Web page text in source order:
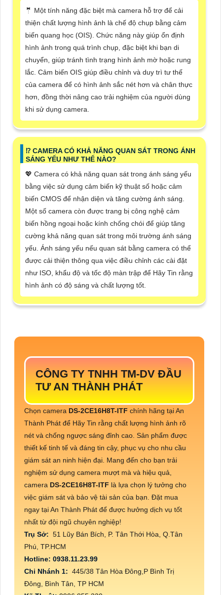
🤵 Một tính năng đặc biệt mà camera hỗ trợ để cải
thiện chất lượng hình ảnh là chế độ chụp bằng cảm
biến quang học (OIS). Chức năng này giúp ổn định
hình ảnh trong quá trình chụp, đặc biệt khi bạn di
chuyển, giúp tránh tình trạng hình ảnh mờ hoặc rung
lắc. Cảm biến OIS giúp điều chỉnh và duy trì tư thế
của camera để có hình ảnh sắc nét hơn và chân thực
hơn, đồng thời nâng cao trải nghiệm của người dùng
khi sử dụng camera.
⁉️ CAMERA CÓ KHẢ NĂNG QUAN SÁT TRONG ÁNH
SÁNG YẾU NHƯ THẾ NÀO?
💖 Camera có khả năng quan sát trong ánh sáng yếu
bằng việc sử dụng cảm biến kỹ thuật số hoặc cảm
biến CMOS để nhận diện và tăng cường ánh sáng.
Một số camera còn được trang bị công nghệ cảm
biến hồng ngoại hoặc kính chống chói để giúp tăng
cường khả năng quan sát trong môi trường ánh sáng
yếu. Ánh sáng yếu nếu quan sát bằng camera có thể
được cải thiện thông qua việc điều chỉnh các cài đặt
như ISO, khẩu độ và tốc độ màn trập để Hãy Tin rằng
hình ảnh có độ sáng và chất lượng tốt.
CÔNG TY TNHH TM-DV ĐẦU
TƯ AN THÀNH PHÁT
Chọn camera DS-2CE16H8T-ITF chính hãng tại An
Thành Phát để Hãy Tin rằng chất lượng hình ảnh rõ
nét và chống ngược sáng đỉnh cao. Sản phẩm được
thiết kế tinh tế và đáng tin cậy, phục vụ cho nhu cầu
giám sát an ninh hiện đại. Mang đến cho bạn trải
nghiệm sử dụng camera mượt mà và hiệu quả,
camera DS-2CE16H8T-ITF là lựa chọn lý tưởng cho
việc giám sát và bảo vệ tài sản của bạn. Đặt mua
ngay tại An Thành Phát để được hưởng dịch vụ tốt
nhất từ đội ngũ chuyên nghiệp!
Trụ Sở: 51 Lũy Bán Bích, P. Tân Thới Hòa, Q.Tân
Phú, TP.HCM
Hotline: 0938.11.23.99
Chi Nhánh 1: 445/38 Tân Hòa Đông,P Bình Trị
Đông, Bình Tân, TP HCM